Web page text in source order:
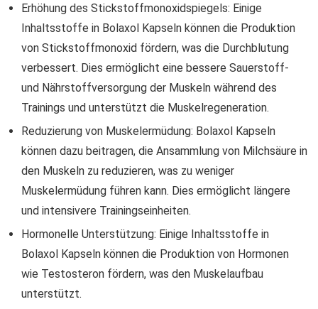
Erhöhung des Stickstoffmonoxidspiegels: Einige
Inhaltsstoffe in Bolaxol Kapseln können die Produktion
von Stickstoffmonoxid fördern, was die Durchblutung
verbessert. Dies ermöglicht eine bessere Sauerstoff-
und Nährstoffversorgung der Muskeln während des
Trainings und unterstützt die Muskelregeneration.
Reduzierung von Muskelermüdung: Bolaxol Kapseln
können dazu beitragen, die Ansammlung von Milchsäure in
den Muskeln zu reduzieren, was zu weniger
Muskelermüdung führen kann. Dies ermöglicht längere
und intensivere Trainingseinheiten.
Hormonelle Unterstützung: Einige Inhaltsstoffe in
Bolaxol Kapseln können die Produktion von Hormonen
wie Testosteron fördern, was den Muskelaufbau
unterstützt.